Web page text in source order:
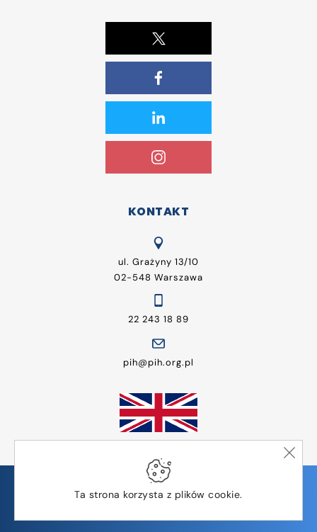
Ta strona korzysta z plików cookie.
KONTAKT
ul. Grażyny 13/10
02-548 Warszawa
22 243 18 89
pih@pih.org.pl
© Wszelkie prawa zastrzeżone | Polska Izba Handlu